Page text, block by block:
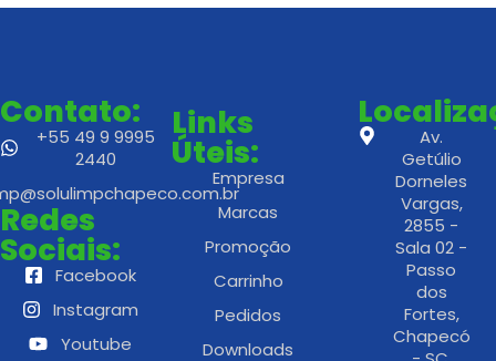
Contato:
+55 49 9 9995
2440
Redes
Sociais:
Facebook
Instagram
Youtube
Links
Úteis:
Empresa
Marcas
Promoção
Carrinho
Pedidos
Downloads
Av.
Getúlio
Dorneles
Vargas,
2855 -
Sala 02 -
Passo
dos
Fortes,
Chapecó